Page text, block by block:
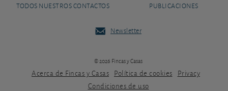
TODOS NUESTROS CONTACTOS PUBLICACIONES
Newsletter
© 2026 Fincas y Casas
Acerca de Fincas y Casas Política de cookies
Privacy
Condiciones de uso